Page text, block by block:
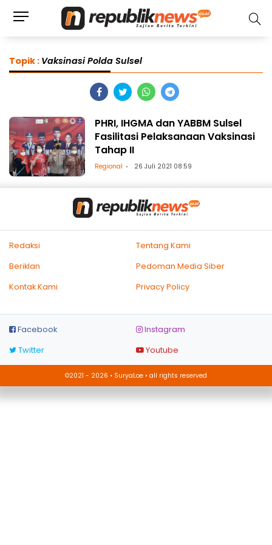
Topik : Vaksinasi Polda Sulsel
PHRI, IHGMA dan YABBM Sulsel
Fasilitasi Pelaksanaan Vaksinasi
Tahap II
Regional 26 Juli 2021 08:59
Redaksi
Tentang Kami
Beriklan
Pedoman Media Siber
Kontak Kami
Privacy Policy
Facebook
Instagram
Twitter
Youtube
©2021 - 2026 • SuryaLoe • all rights reserved